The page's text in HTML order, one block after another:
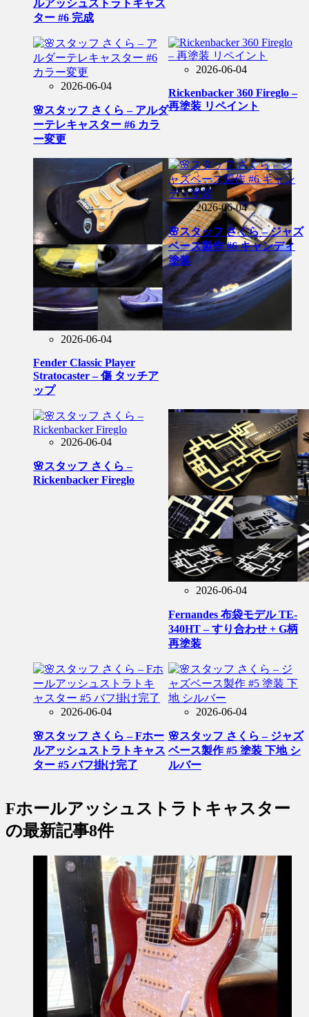
ルアッシュストラトキャス
ター #6 完成
2026-06-04
🌸スタッフ さくら – アルダ
ーテレキャスター #6 カラ
ー変更
2026-06-04
Rickenbacker 360 Fireglo –
再塗装 リペイント
2026-06-04
Fender Classic Player
Stratocaster – 傷 タッチア
ップ
2026-06-04
🌸スタッフ さくら – ジャズ
ベース製作 #6 キャンディ
塗装
2026-06-04
🌸スタッフ さくら –
Rickenbacker Fireglo
2026-06-04
Fernandes 布袋モデル TE-
340HT – すり合わせ + G柄
再塗装
2026-06-04
🌸スタッフ さくら – Fホー
ルアッシュストラトキャス
ター #5 バフ掛け完了
2026-06-04
🌸スタッフ さくら – ジャズ
ベース製作 #5 塗装 下地 シ
ルバー
Fホールアッシュストラトキャスター
の最新記事8件